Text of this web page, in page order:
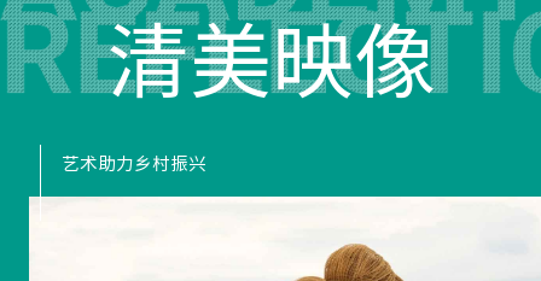
清美映像
艺术助力乡村振兴